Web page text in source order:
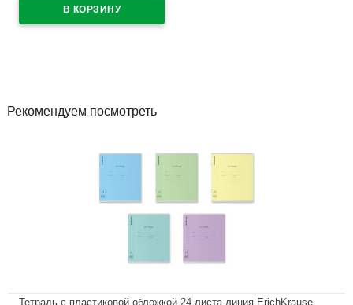
Рекомендуем посмотреть
Тетрадь с пластиковой обложкой 24 листа линия ErichKrause